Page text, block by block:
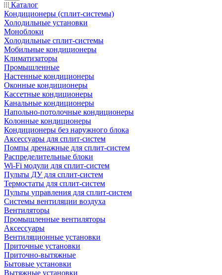
Каталог
Кондиционеры (сплит-системы)
Холодильные установки
Моноблоки
Холодильные сплит-системы
Мобильные кондиционеры
Климатизаторы
Промышленные
Настенные кондиционеры
Оконные кондиционеры
Кассетные кондиционеры
Канальные кондиционеры
Напольно-потолочные кондиционеры
Колонные кондиционеры
Кондиционеры без наружного блока
Аксессуары для сплит-систем
Помпы дренажные для сплит-систем
Распределительные блоки
Wi-Fi модули для сплит-систем
Пульты ДУ для сплит-систем
Термостаты для сплит-систем
Пульты управления для сплит-систем
Системы вентиляции воздуха
Вентиляторы
Промышленные вентиляторы
Аксессуары
Вентиляционные установки
Приточные установки
Приточно-вытяжные
Бытовые установки
Вытяжные установки